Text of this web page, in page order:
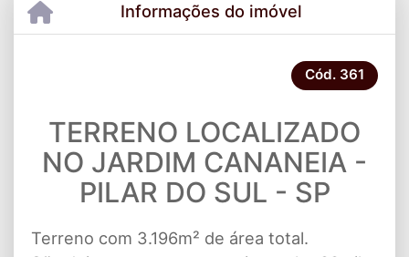
Informações do imóvel
Cód. 361
TERRENO LOCALIZADO
NO JARDIM CANANEIA -
PILAR DO SUL - SP
Terreno com 3.196m² de área total.